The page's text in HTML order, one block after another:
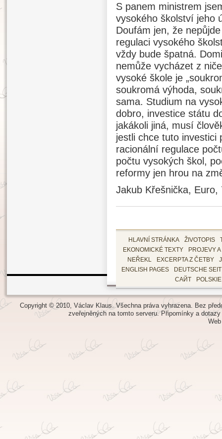
S panem ministrem
vysokého školství jeho
Doufám jen, že
regulaci vysokého
vždy bude špatná.
nemůže vycházet z
vysoké škole je
soukromá výhoda,
sama. Studium na
dobro, investice státu
jakákoli jiná, musí
jestli chce tuto investici
racionální regulace
počtu vysokých škol,
reformy jen hrou na
Jakub Křešnička, Euro,
HLAVNÍ STRÁNKA ŽIVOTOPIS
EKONOMICKÉ TEXTY
PROJEVY
NEŘEKL
EXCERPTA Z ČETBY
ENGLISH PAGES
DEUTSCHE
САЙТ
Copyright © 2010, Václav Klaus. Všechna práva vyhrazena. Bez
zveřejněných na tomto serveru.Připomínky a